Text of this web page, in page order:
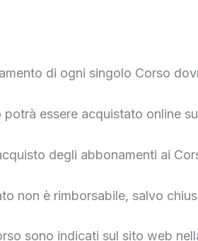
di ogni singolo Corso
potrà essere acquistato online
degli abbonamenti ai
non è rimborsabile, salvo
sono indicati sul sito web